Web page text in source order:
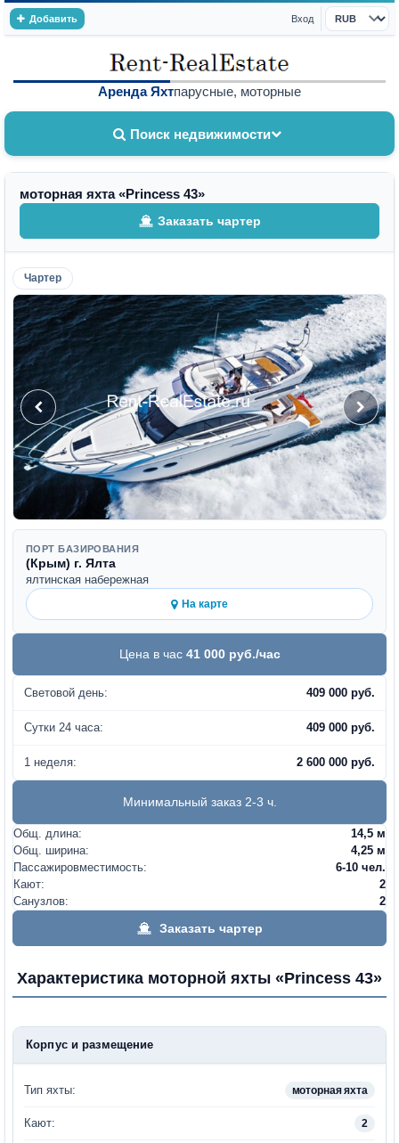
Добавить Вход
Валюта
Аренда Яхтпарусные, моторные
Поиск недвижимости
моторная яхта «Princess 43»
Заказать чартер
Чартер
ПОРТ БАЗИРОВАНИЯ
(Крым) г. Ялта
ялтинская набережная
На карте
Цена в час 41 000 руб./час
Световой день: 409 000 руб.
Сутки 24 часа: 409 000 руб.
1 неделя: 2 600 000 руб.
Минимальный заказ 2-3 ч.
Общ. длина:
14,5 м
Общ. ширина:
4,25 м
Пассажировместимость:
6-10 чел.
Кают:
2
Санузлов:
2
Заказать чартер
Характеристика моторной яхты «Princess 43»
Корпус и размещение
Тип яхты: моторная яхта
Кают: 2